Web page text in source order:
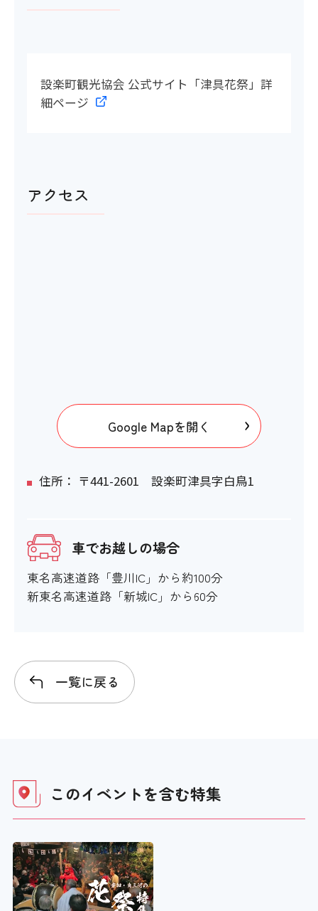
設楽町観光協会 公式サイト「津具花祭」詳
細ページ
アクセス
Google Mapを開く
住所： 〒441-2601 設楽町津具字白鳥1
車でお越しの場合
東名高速道路「豊川IC」から約100分
新東名高速道路「新城IC」から60分
一覧に戻る
このイベントを含む特集